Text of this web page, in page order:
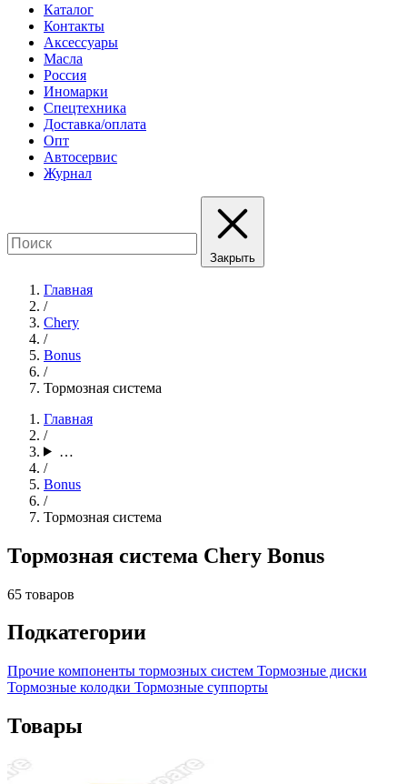
Каталог
Контакты
Аксессуары
Масла
Россия
Иномарки
Спецтехника
Доставка/оплата
Опт
Автосервис
Журнал
Закрыть
Главная
/
Chery
/
Bonus
/
Тормозная система
Главная
/
…
/
Bonus
/
Тормозная система
Тормозная система Chery Bonus
65 товаров
Подкатегории
Прочие компоненты тормозных систем Тормозные диски
Тормозные колодки Тормозные суппорты
Товары